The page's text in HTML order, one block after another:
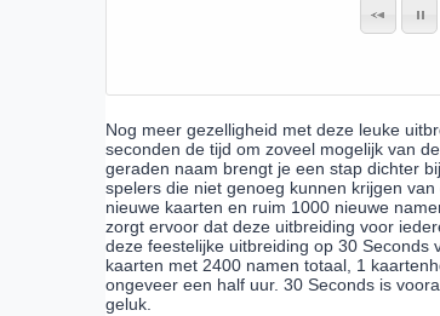
Nog meer gezelligheid met deze leuke
seconden de tijd om zoveel mogelijk van
geraden naam brengt je een stap dichter
spelers die niet genoeg kunnen krijgen
nieuwe kaarten en ruim 1000 nieuwe
zorgt ervoor dat deze uitbreiding voor
deze feestelijke uitbreiding op 30
kaarten met 2400 namen totaal, 1
ongeveer een half uur. 30 Seconds is
geluk.